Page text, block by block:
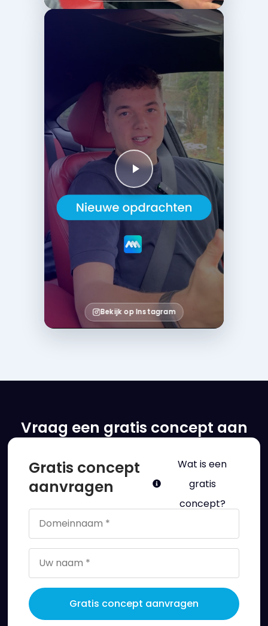
gratis
concept
formulier
en we
gaan
voor je
aan de
slag.
Bekijk op Instagram
Vraag een gratis concept aan
Gratis concept
aanvragen
Wat is een
gratis
concept?
Gratis concept aanvragen